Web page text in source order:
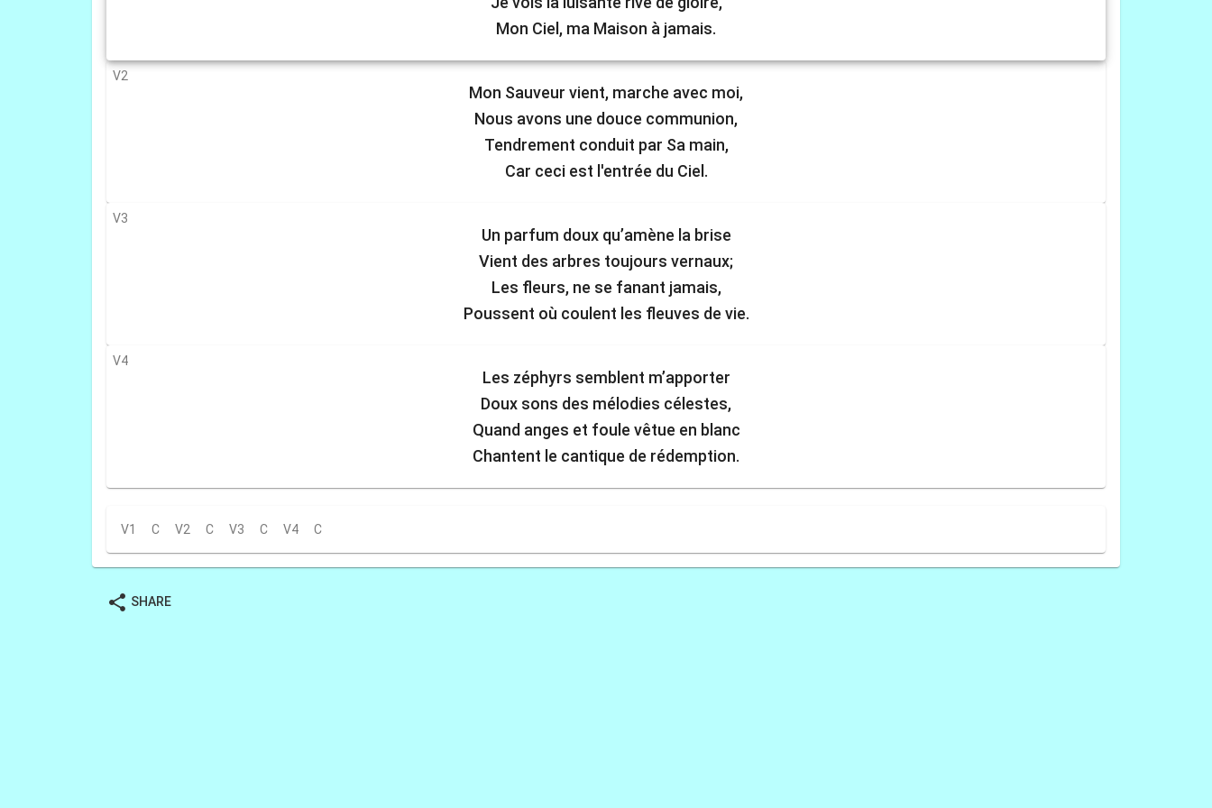
Mon Ciel, ma Maison à jamais.
V2
Mon Sauveur vient, marche avec moi,
Nous avons une douce communion,
Tendrement conduit par Sa main,
Car ceci est l'entrée du Ciel.
V3
Un parfum doux qu’amène la brise
Vient des arbres toujours vernaux;
Les fleurs, ne se fanant jamais,
Poussent où coulent les fleuves de vie.
V4
Les zéphyrs semblent m’apporter
Doux sons des mélodies célestes,
Quand anges et foule vêtue en blanc
Chantent le cantique de rédemption.
V1 C V2 C V3 C V4 C
share SHARE